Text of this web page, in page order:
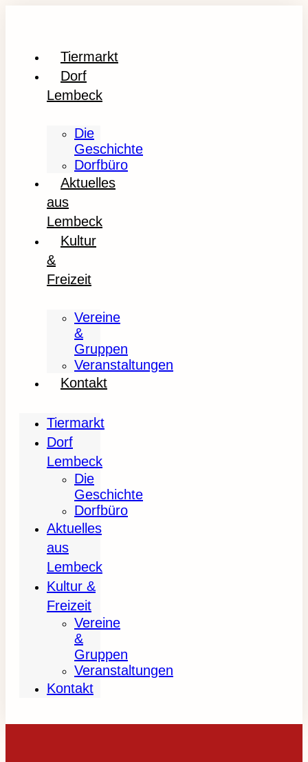
Tiermarkt
Dorf
Lembeck
Die
Geschichte
Dorfbüro
Aktuelles
aus
Lembeck
Kultur
&
Freizeit
Vereine
&
Gruppen
Veranstaltungen
Kontakt
Tiermarkt
Dorf
Lembeck
Die
Geschichte
Dorfbüro
Aktuelles
aus
Lembeck
Kultur &
Freizeit
Vereine
&
Gruppen
Veranstaltungen
Kontakt